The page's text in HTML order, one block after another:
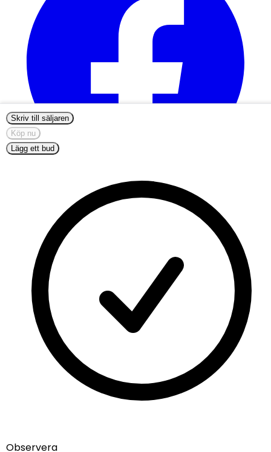
Skriv till säljaren
Köp nu
Lägg ett bud
Observera
info@nordicmugs.com
+45 53 80 69 43
Om oss
Annonser
Börja sälja
Alla muminmuggar
Fazers Muminmugg
Muminkaraktärerna
Mumindagen
Limited edition Muminmuggar
Hem muggen